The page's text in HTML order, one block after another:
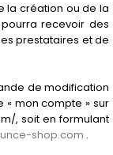
la création ou de la
recevoir des
prestataires et de
de modification
« mon compte » sur
, soit en formulant
shop.com .